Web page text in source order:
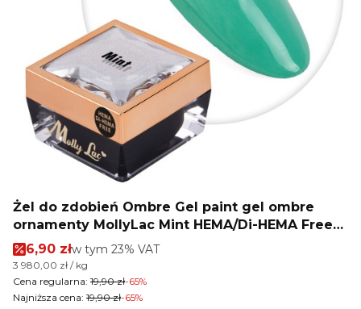
Żel do zdobień Ombre Gel paint gel ombre
ornamenty MollyLac Mint HEMA/Di-HEMA Free
Nr 13 5g
Cena promocyjna brutto
6,90 złw tym %s VAT
w tym 23% VAT
Cena jednostkowa brutto
3 980,00 zł / kg
Cena regularna: 19,90 zł-65%
Najniższa cena: 19,90 zł-65%